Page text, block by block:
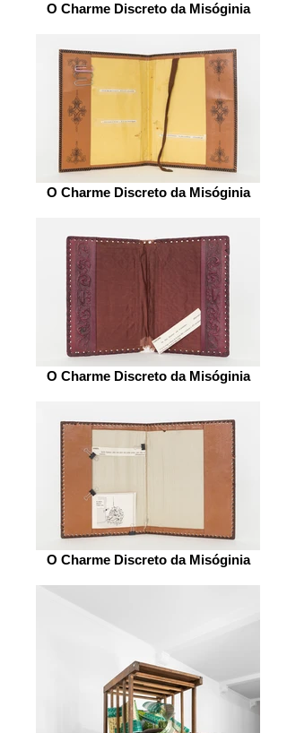
O Charme Discreto da Misóginia
O Charme Discreto da Misóginia
O Charme Discreto da Misóginia
O Charme Discreto da Misóginia